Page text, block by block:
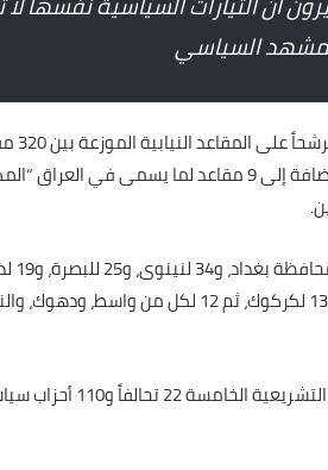
السياسي
وبحسب
للمحافظات بدوائرها الانتخابية ووفقاً لحدودها الإدارية، بالإضافة إلى 9 مقاعد لما
للسليمانية، و17 لبابل، و16 لأربيل، و15 للأنبار، و14 لديالى، و13 لكركوك، ثم
وإلى جانب 789 مرشحاً مستقلاً، تنافس في هذه